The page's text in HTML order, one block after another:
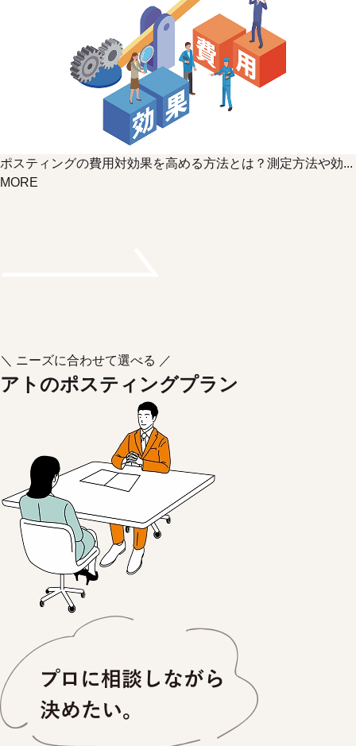
ポスティングの費用対効果を高める方法とは？測定方法や効...
MORE
＼ ニーズに合わせて選べる ／
アトのポスティングプラン